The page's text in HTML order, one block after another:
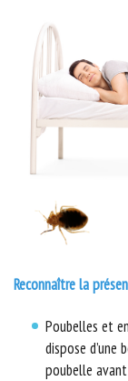
Reconnaître la
Poubelles et
dispose d’une
poubelle